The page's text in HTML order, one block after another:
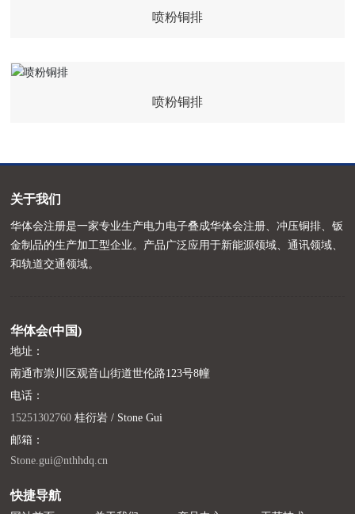
喷粉铜排
喷粉铜排
关于我们
华体会注册是一家专业生产电力电子叠成华体会注册、冲压铜排、钣
金制品的生产加工型企业。产品广泛应用于新能源领域、通讯领域、
和轨道交通领域。
华体会(中国)
地址：
南通市崇川区观音山街道世伦路123号8幢
电话：
15251302760 桂衍岩 / Stone Gui
邮箱：
Stone.gui@nthhdq.cn
快捷导航